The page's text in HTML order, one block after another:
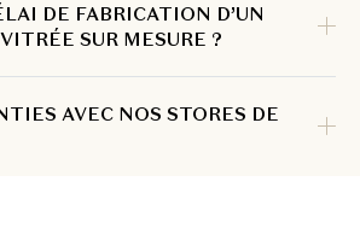
DE FABRICATION D’UN
SUR MESURE ?
AVEC NOS STORES DE